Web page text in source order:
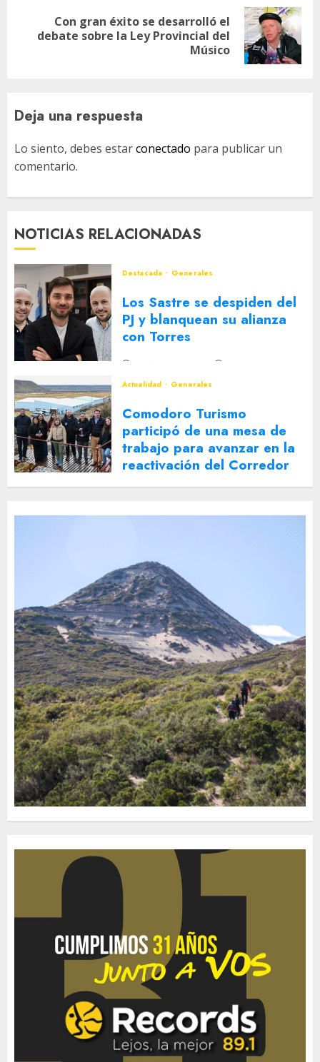
Siguiente
Con gran éxito se desarrolló el
debate sobre la Ley Provincial del
Músico
Deja una respuesta
Lo siento, debes estarconectado para publicar un
comentario.
NOTICIAS RELACIONADAS
Destacada Generales
Los Sastre se despiden del
PJ y blanquean su alianza
con Torres
2 DE AGOSTO DE 2026
Actualidad
Generales
Comodoro Turismo
participó de una mesa de
trabajo para avanzar en la
reactivación del Corredor
Turístico Integrado